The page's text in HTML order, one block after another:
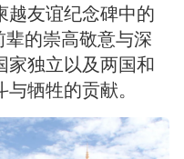
越友谊纪念碑中的
辈的崇高敬意与深
家独立以及两国和
牺牲的贡献。